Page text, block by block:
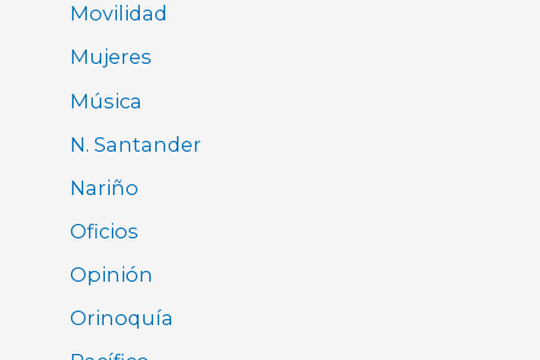
Movilidad
Mujeres
Música
N. Santander
Nariño
Oficios
Opinión
Orinoquía